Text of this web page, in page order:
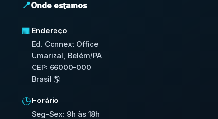
📍Onde estamos
🏢 Endereço
Ed. Connext Office
Umarizal, Belém/PA
CEP: 66000-000
Brasil 🌎
🕒Horário
Seg-Sex: 9h às 18h